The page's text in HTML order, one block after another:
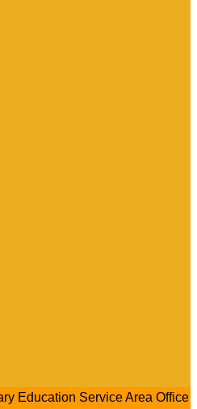
Education Service Area Office